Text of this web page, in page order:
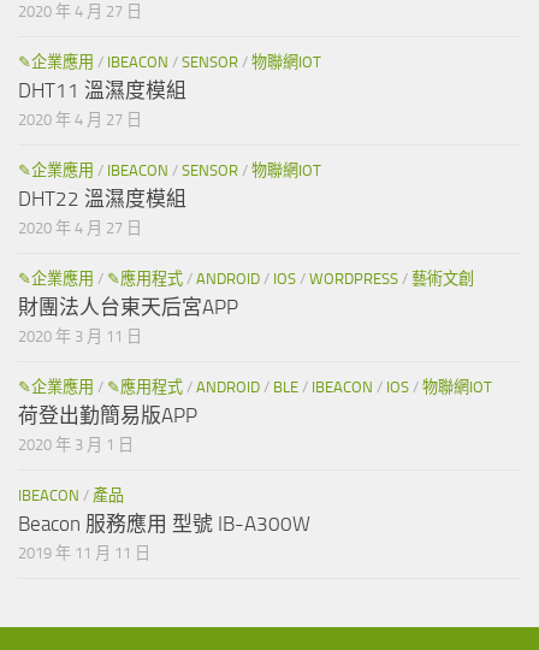
2020 年 4 月 27 日
✎企業應用 / IBEACON / SENSOR / 物聯網IOT
DHT11 溫濕度模組
2020 年 4 月 27 日
✎企業應用 / IBEACON / SENSOR / 物聯網IOT
DHT22 溫濕度模組
2020 年 4 月 27 日
✎企業應用 / ✎應用程式 / ANDROID / IOS / WORDPRESS / 藝術文創
財團法人台東天后宮APP
2020 年 3 月 11 日
✎企業應用 / ✎應用程式 / ANDROID / BLE / IBEACON / IOS / 物聯網IOT
荷登出勤簡易版APP
2020 年 3 月 1 日
IBEACON / 產品
Beacon 服務應用 型號 IB-A300W
2019 年 11 月 11 日